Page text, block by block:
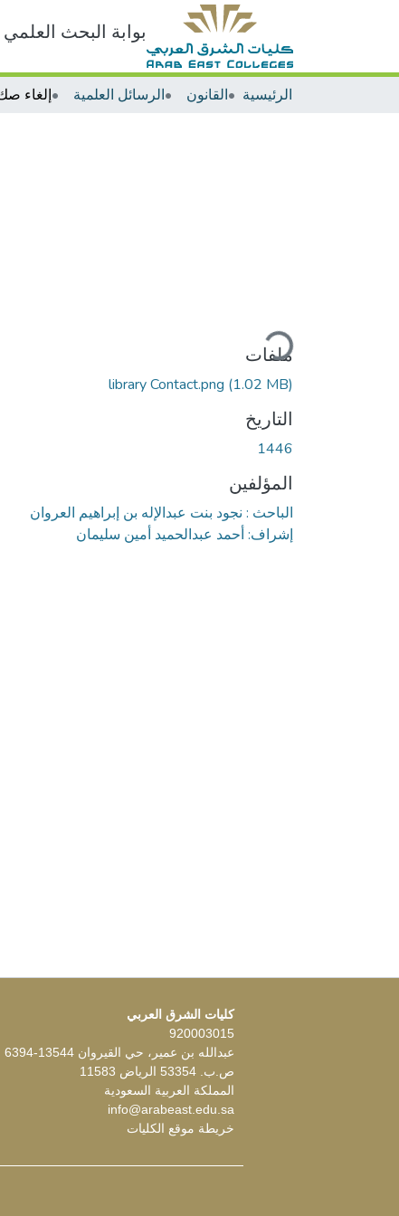
بوابة البحث العلمي
الرئيسية القانون الرسائل العلمية
جاري التحميل...
ملفات
library Contact.png (1.02 MB)
التاريخ
1446
المؤلفين
الباحث : نجود بنت عبدالإله بن إبراهيم العروان
إشراف: أحمد عبدالحميد أمين سليمان
كليات الشرق العربي
920003015
عبدالله بن عمير، حي القيروان 13544-6394
ص.ب. 53354 الرياض 11583
المملكة العربية السعودية
info@arabeast.edu.sa
خريطة موقع الكليات